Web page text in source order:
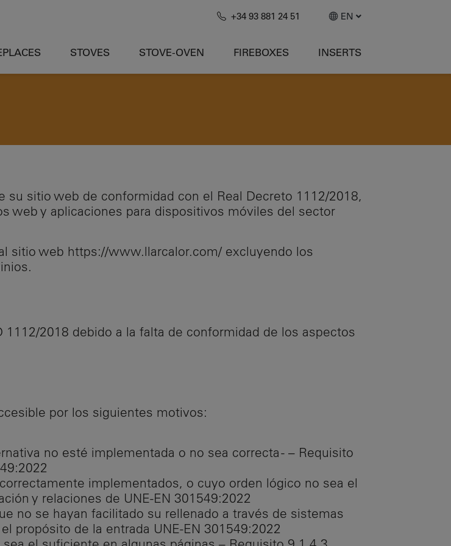
+34 93 881 24 51 EN
STOVES STOVE-OVEN FIREBOXES INSERTS
su sitio web de conformidad con el Real Decreto 1112/2018,
web y aplicaciones para dispositivos móviles del sector
sitio web https://www.llarcalor.com/ excluyendo los
2018 debido a la falta de conformidad de los aspectos
por los siguientes motivos:
no esté implementada o no sea correcta - – Requisito
implementados, o cuyo orden lógico no sea el
y relaciones de UNE-EN 301549:2022
no se hayan facilitado su rellenado a través de sistemas
propósito de la entrada UNE-EN 301549:2022